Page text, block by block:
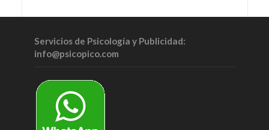
Servicios de Psicología y Publicidad:
info@psicopico.com